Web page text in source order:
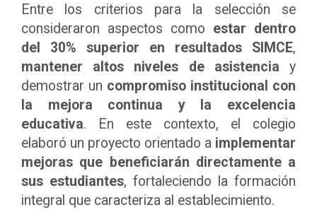
Entre los criterios para la selección se
consideraron aspectos como estar dentro
del 30% superior en resultados SIMCE,
mantener altos niveles de asistencia y
demostrar un compromiso institucional con
la mejora continua y la excelencia
educativa. En este contexto, el colegio
elaboró un proyecto orientado a implementar
mejoras que beneficiarán directamente a
sus estudiantes, fortaleciendo la formación
integral que caracteriza al establecimiento.